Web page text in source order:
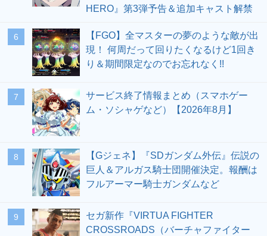
HERO』第3弾予告＆追加キャスト解禁
6
【FGO】全マスターの夢のような敵が出
現！ 何周だって回りたくなるけど1回き
り＆期間限定なのでお忘れなく!!
7
サービス終了情報まとめ（スマホゲー
ム・ソシャゲなど）【2026年8月】
8
【Gジェネ】『SDガンダム外伝』伝説の
巨人＆アルガス騎士団開催決定。報酬は
フルアーマー騎士ガンダムなど
9
セガ新作『VIRTUA FIGHTER
CROSSROADS（バーチャファイター